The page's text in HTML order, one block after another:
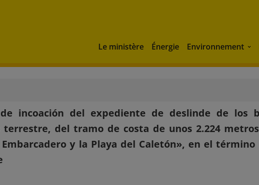
Le ministère Énergie Environnement
incoación del expediente de deslinde de los
del tramo de costa de unos 2.224
y la Playa del Caletón», en el